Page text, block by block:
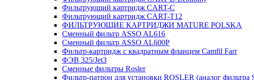
Фильтрующий картридж CART-C
Фильтрующий картридж CART-T12
ФИЛЬТРУЮЩИЕ КАРТРИДЖИ MATURE POLSKA
Сменный фильтр ASSO AL616
Сменный фильтр ASSO AL600P
Фильтр-картридж с квадратным фланцем Camfil Farr
ФЭВ 325/Jet3
Сменные фильтры Rosler
Фильтр-патрон для установки ROSLER (аналог фильтра